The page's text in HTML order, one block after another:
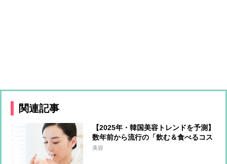
関連記事
【2025年・韓国美容トレンドを予測】
数年前から流行の「飲む＆食べるコス
メ」が日本上陸か 最注目は上あごに
美容